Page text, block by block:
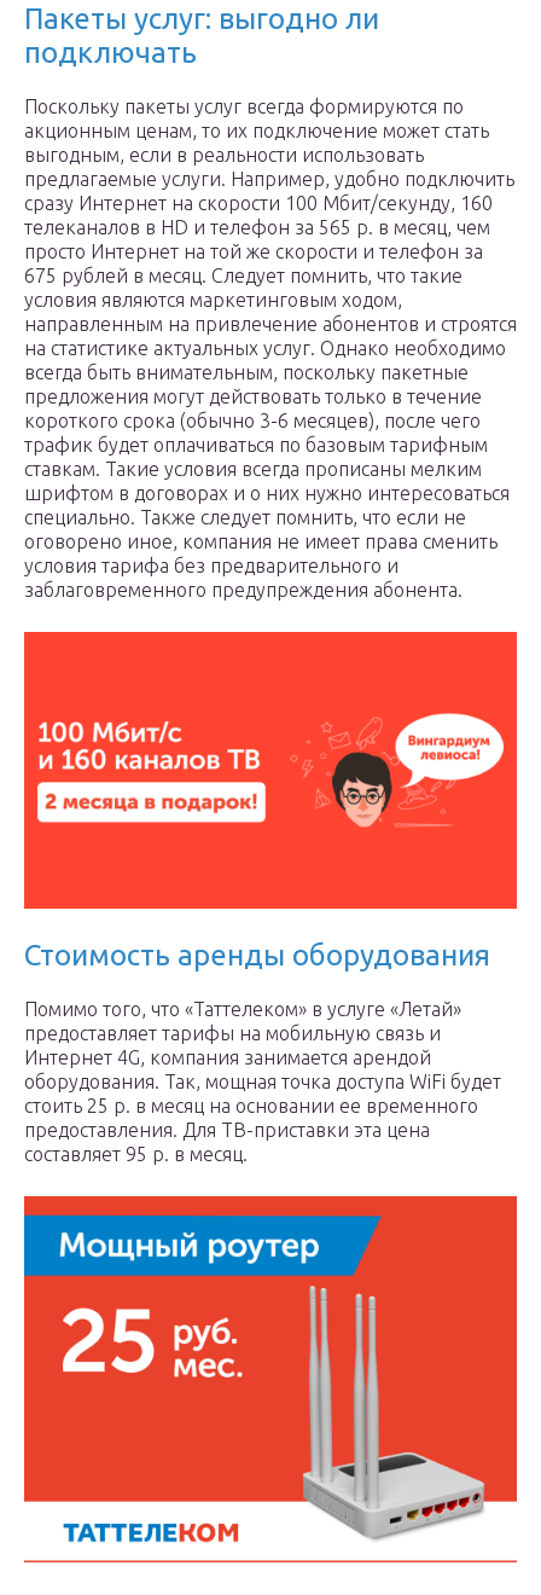
Пакеты услуг: выгодно ли
подключать
Поскольку пакеты услуг всегда формируются по
акционным ценам, то их подключение может стать
выгодным, если в реальности использовать
предлагаемые услуги. Например, удобно подключить
сразу Интернет на скорости 100 Мбит/секунду, 160
телеканалов в HD и телефон за 565 р. в месяц, чем
просто Интернет на той же скорости и телефон за
675 рублей в месяц. Следует помнить, что такие
условия являются маркетинговым ходом,
направленным на привлечение абонентов и строятся
на статистике актуальных услуг. Однако необходимо
всегда быть внимательным, поскольку пакетные
предложения могут действовать только в течение
короткого срока (обычно 3-6 месяцев), после чего
трафик будет оплачиваться по базовым тарифным
ставкам. Такие условия всегда прописаны мелким
шрифтом в договорах и о них нужно интересоваться
специально. Также следует помнить, что если не
оговорено иное, компания не имеет права сменить
условия тарифа без предварительного и
заблаговременного предупреждения абонента.
Стоимость аренды оборудования
Помимо того, что «Таттелеком» в услуге «Летай»
предоставляет тарифы на мобильную связь и
Интернет 4G, компания занимается арендой
оборудования. Так, мощная точка доступа WiFi будет
стоить 25 р. в месяц на основании ее временного
предоставления. Для ТВ-приставки эта цена
составляет 95 р. в месяц.